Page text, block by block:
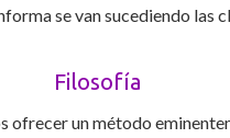
se van sucediendo las
Filosofía
ofrecer un método